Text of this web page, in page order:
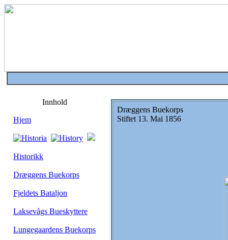
Innhold
Hjem
Historikk
Dræggens Buekorps
Fjeldets Bataljon
Laksevågs Bueskyttere
Lungegaardens Buekorps
Dræggens Buekorps
Stiftet 13. Mai 1856